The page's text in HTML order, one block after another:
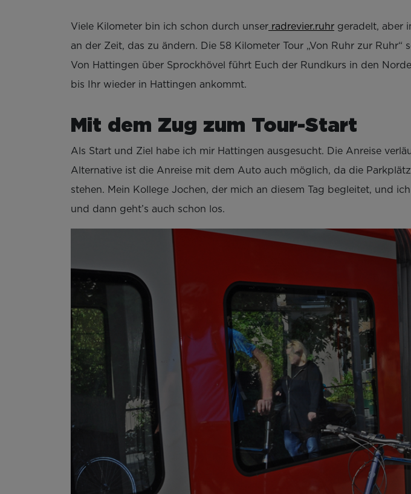
Viele Kilometer bin ich schon durch unser radrevier.ruhr geradelt, aber
an der Zeit, das zu ändern. Die 58 Kilometer Tour „Von Ruhr zur
Von Hattingen über Sprockhövel führt Euch der Rundkurs in den
bis Ihr wieder in Hattingen ankommt.
Mit dem Zug zum Tour-Start
Als Start und Ziel habe ich mir Hattingen ausgesucht. Die Anreise
Alternative ist die Anreise mit dem Auto auch möglich, da die
stehen. Mein Kollege Jochen, der mich an diesem Tag begleitet, und
und dann geht’s auch schon los.